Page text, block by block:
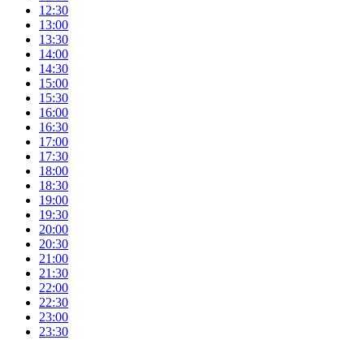
12:30
13:00
13:30
14:00
14:30
15:00
15:30
16:00
16:30
17:00
17:30
18:00
18:30
19:00
19:30
20:00
20:30
21:00
21:30
22:00
22:30
23:00
23:30